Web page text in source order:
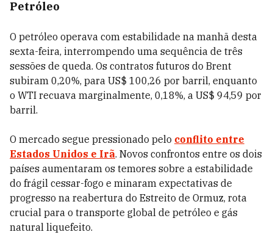
Petróleo
O petróleo operava com estabilidade na manhã desta
sexta-feira, interrompendo uma sequência de três
sessões de queda. Os contratos futuros do Brent
subiram 0,20%, para US$ 100,26 por barril, enquanto
o WTI recuava marginalmente, 0,18%, a US$ 94,59 por
barril.
O mercado segue pressionado pelo conflito entre
Estados Unidos e Irã. Novos confrontos entre os dois
países aumentaram os temores sobre a estabilidade
do frágil cessar-fogo e minaram expectativas de
progresso na reabertura do Estreito de Ormuz, rota
crucial para o transporte global de petróleo e gás
natural liquefeito.